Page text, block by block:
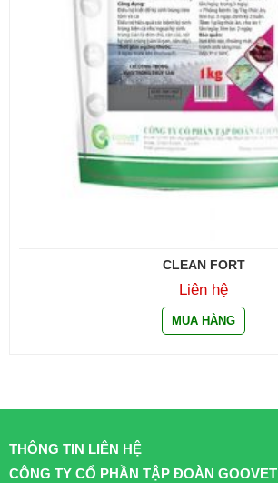
CLEAN FORT
Liên hệ
THÔNG TIN LIÊN HỆ
CÔNG TY CỔ PHẦN TẬP ĐOÀN GOOVET